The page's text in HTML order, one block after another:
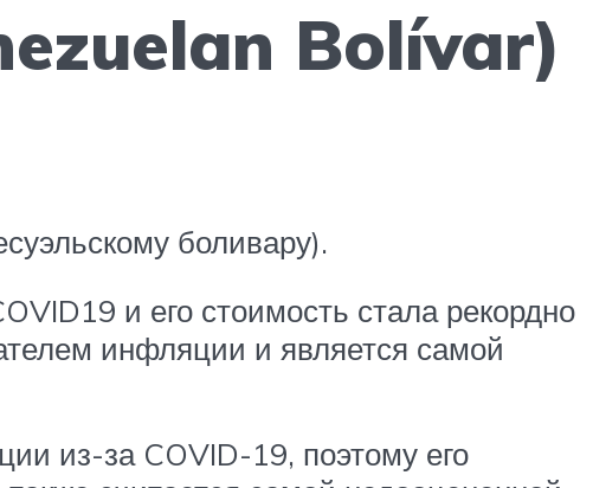
Bolívar)
боливару).
и его стоимость стала рекордно
инфляции и является самой
из-за COVID-19, поэтому его